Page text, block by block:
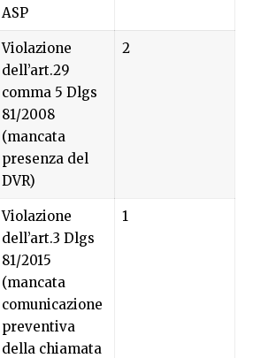
ASP
Violazione
dell’art.29
comma 5 Dlgs
81/2008
(mancata
presenza del
DVR)
2
Violazione
dell’art.3 Dlgs
81/2015
(mancata
comunicazione
preventiva
della chiamata
1